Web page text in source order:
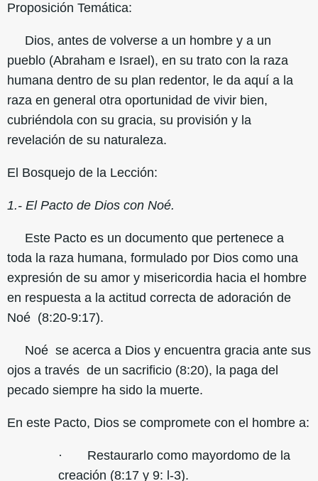
Proposición Temática:
Dios, antes de volverse a un hombre y a un
pueblo (Abraham e Israel), en su trato con la raza
humana dentro de su plan redentor, le da aquí a la
raza en general otra oportunidad de vivir bien,
cubriéndola con su gracia, su provisión y la
revelación de su naturaleza.
El Bosquejo de la Lección:
1.- El Pacto de Dios con Noé.
Este Pacto es un documento que pertenece a
toda la raza humana, formulado por Dios como una
expresión de su amor y misericordia hacia el hombre
en respuesta a la actitud correcta de adoración de
Noé (8:20-9:17).
Noé se acerca a Dios y encuentra gracia ante sus
ojos a través de un sacrificio (8:20), la paga del
pecado siempre ha sido la muerte.
En este Pacto, Dios se compromete con el hombre a:
· Restaurarlo como mayordomo de la
creación (8:17 y 9: l-3).